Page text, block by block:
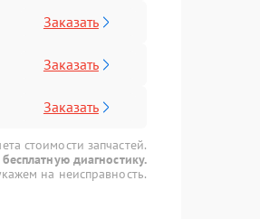
Заказать
Заказать
Заказать
стоимости запчастей.
диагностику.
на неисправность.